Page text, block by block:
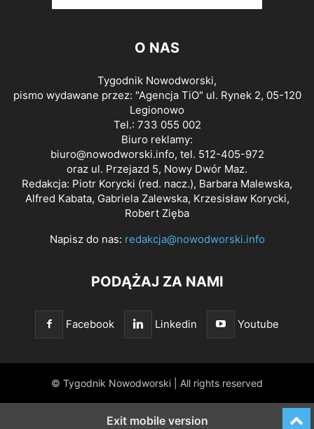
O NAS
Tygodnik Nowodworski,
pismo wydawane przez: "Agencja TiO" ul. Rynek 2, 05-120
Legionowo
Tel.: 733 055 002
Biuro reklamy:
biuro@nowodworski.info, tel. 512-405-972
oraz ul. Przejazd 5, Nowy Dwór Maz.
Redakcja: Piotr Korycki (red. nacz.), Barbara Malewska,
Alfred Kabata, Gabriela Zalewska, Krzesisław Korycki,
Robert Zięba
Napisz do nas: redakcja@nowodworski.info
PODĄŻAJ ZA NAMI
Facebook Linkedin Youtube
© Tygodnik Nowodworski | All rights reserved
Exit mobile version